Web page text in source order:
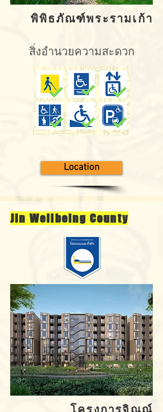
พิพิธภัณฑ์พระรามเก้า
สิ่งอำนวยความสะดวก
Location
Jin Wellbeing County
โครงการจิณณ์